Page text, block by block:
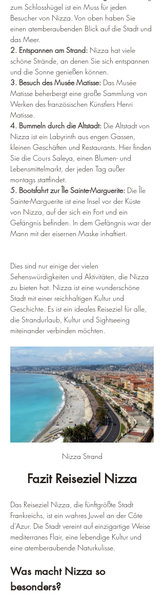
zum Schlosshügel ist ein Muss für jeden
Besucher von Nizza. Von oben haben Sie
einen atemberaubenden Blick auf die Stadt und
das Meer.
2. Entspannen am Strand: Nizza hat viele
schöne Strände, an denen Sie sich entspannen
und die Sonne genießen können.
3. Besuch des Musée Matisse: Das Musée
Matisse beherbergt eine große Sammlung von
Werken des französischen Künstlers Henri
Matisse.
4. Bummeln durch die Altstadt: Die Altstadt von
Nizza ist ein Labyrinth aus engen Gassen,
kleinen Geschäften und Restaurants. Hier finden
Sie die Cours Saleya, einen Blumen- und
Lebensmittelmarkt, der jeden Tag außer
montags stattfindet.
5. Bootsfahrt zur Île Sainte-Marguerite: Die Île
Sainte-Marguerite ist eine Insel vor der Küste
von Nizza, auf der sich ein Fort und ein
Gefängnis befinden. In dem Gefängnis war der
Mann mit der eisernen Maske inhaftiert.
Dies sind nur einige der vielen
Sehenswürdigkeiten und Aktivitäten, die Nizza
zu bieten hat. Nizza ist eine wunderschöne
Stadt mit einer reichhaltigen Kultur und
Geschichte. Es ist ein ideales Reiseziel für alle,
die Strandurlaub, Kultur und Sightseeing
miteinander verbinden möchten.
Nizza Strand
Fazit Reiseziel Nizza
Das Reiseziel Nizza, die fünftgrößte Stadt
Frankreichs, ist ein wahres Juwel an der Côte
d'Azur. Die Stadt vereint auf einzigartige Weise
mediterranes Flair, eine lebendige Kultur und
eine atemberaubende Naturkulisse.
Was macht Nizza so
besonders?